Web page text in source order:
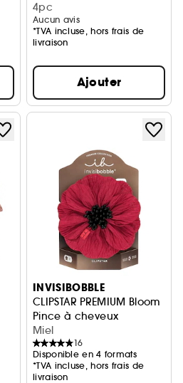
Coffret accessoires cheveux
4pc
Aucun avis
*TVA incluse, hors frais de
livraison
Ajouter
INVISIBOBBLE
CLIPSTAR PREMIUM Bloom
Pince à cheveux
Miel
16
Disponible en 4 formats
*TVA incluse, hors frais de
livraison